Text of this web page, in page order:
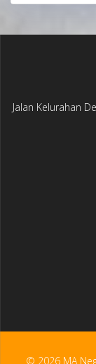
Jalan Kelurahan
© 2026 MA